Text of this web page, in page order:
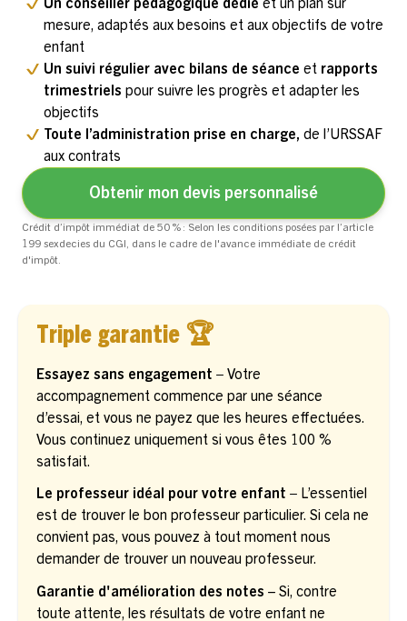
Un conseiller pédagogique dédié et un plan sur
mesure, adaptés aux besoins et aux objectifs de votre
enfant
Un suivi régulier avec bilans de séance et rapports
trimestriels pour suivre les progrès et adapter les
objectifs
Toute l’administration prise en charge, de l’URSSAF
aux contrats
Obtenir mon devis personnalisé
Crédit d’impôt immédiat de 50 % : Selon les conditions posées par l’article
199 sexdecies du CGI, dans le cadre de l'avance immédiate de crédit
d'impôt.
Triple garantie 🏆
Essayez sans engagement – Votre
accompagnement commence par une séance
d’essai, et vous ne payez que les heures effectuées.
Vous continuez uniquement si vous êtes 100 %
satisfait.
Le professeur idéal pour votre enfant – L’essentiel
est de trouver le bon professeur particulier. Si cela ne
convient pas, vous pouvez à tout moment nous
demander de trouver un nouveau professeur.
Garantie d'amélioration des notes – Si, contre
toute attente, les résultats de votre enfant ne